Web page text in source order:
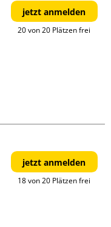
jetzt anmelden
20 von 20 Plätzen frei
jetzt anmelden
18 von 20 Plätzen frei